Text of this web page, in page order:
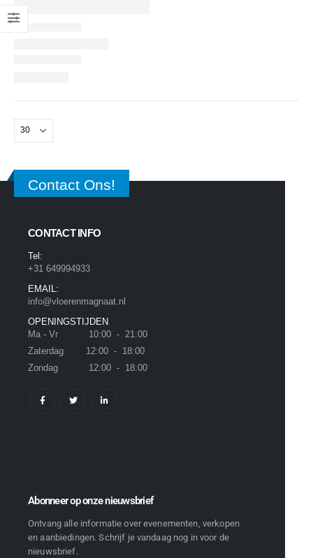
Contact Ons!
CONTACT INFO
Tel:
+31 649994933
EMAIL:
info@vloerenmagnaat.nl
OPENINGSTIJDEN
Ma - Vr 10:00 - 21:00
Zaterdag 12:00 - 18:00
Zondag 12:00 - 18:00
Abonneer op onze nieuwsbrief
Ontvang alle informatie over evenementen, verkopen
en aanbiedingen. Schrijf je vandaag nog in voor de
nieuwsbrief.